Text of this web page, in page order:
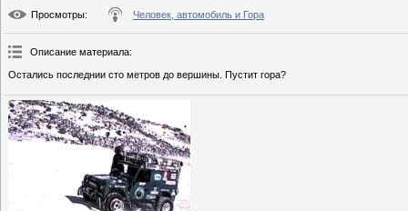
Просмотры: Человек, автомобиль и Гора
Описание материала:
Остались последнии сто метров до вершины. Пустит гора?